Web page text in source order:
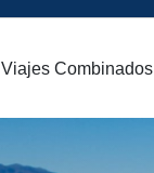
Viajes Combinados